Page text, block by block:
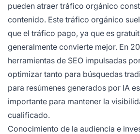
pueden atraer tráfico orgánico
contenido. Este tráfico orgánico
que el tráfico pago, ya que es
generalmente convierte mejor. En
herramientas de SEO impulsadas
optimizar tanto para búsquedas
para resúmenes generados por IA
importante para mantener la
cualificado.
Conocimiento de la audiencia e